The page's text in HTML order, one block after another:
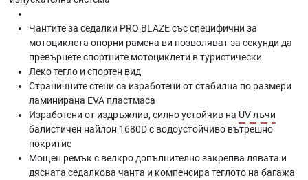
Чантите за седалки PRO BLAZE със специфични за
мотоциклета опорни рамена ви позволяват за секунди да
превърнете спортните мотоциклети в туристически
Леко тегло и спортен вид
Страничните стени са изработени от стабилна по размери
ламинирана EVA пластмаса
Изработени от издръжлив, силно устойчив на UV лъчи
балистичен найлон 1680D с водоустойчиво вътрешно
покритие
Мощен ремък с велкро допълнително закрепва лявата и
дясната седалкова чанта и компенсира теглото на багажа